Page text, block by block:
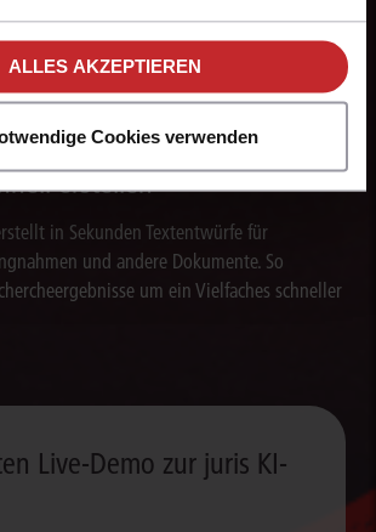
zum Datenschutz.
ALLES AKZEPTIEREN
Cookies verwenden
Aufgaben.
erstellen
in Sekunden Textentwürfe für
und andere Dokumente. So
um ein Vielfaches schneller
Live-Demo zur juris KI-